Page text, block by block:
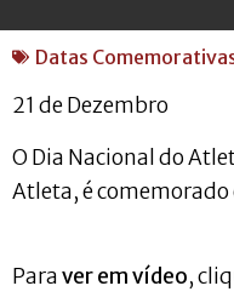
Datas
21 de Dezembro
O Dia Nacional do
Atleta, é comemorado
Paraver em vídeo,